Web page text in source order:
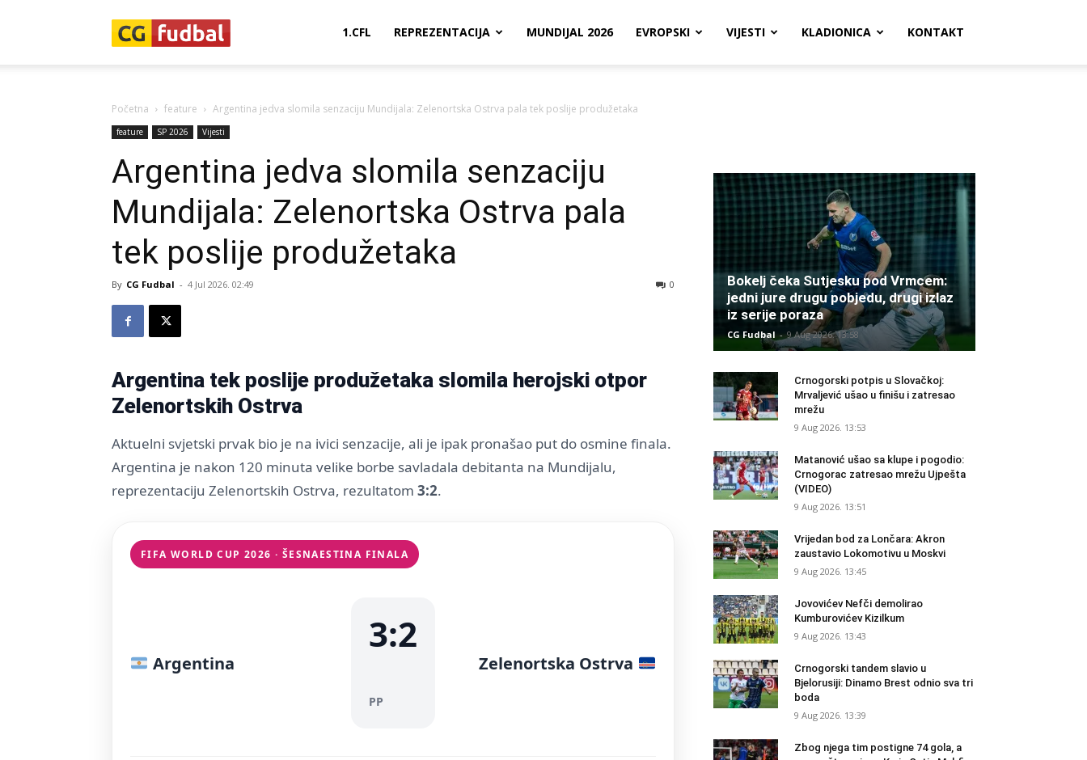
1.CFL REPREZENTACIJA MUNDIJAL 2026 EVROPSKI VIJESTI KLADIONICA KONTAKT
Početna feature Argentina jedva slomila senzaciju Mundijala: Zelenortska Ostrva pala tek poslije produžetaka
feature SP 2026 Vijesti
Argentina jedva slomila senzaciju
Mundijala: Zelenortska Ostrva pala
tek poslije produžetaka
By CG Fudbal - 4 Jul 2026. 02:49 0
Argentina tek poslije produžetaka slomila herojski otpor
Zelenortskih Ostrva
Aktuelni svjetski prvak bio je na ivici senzacije, ali je ipak pronašao put do osmine finala.
Argentina je nakon 120 minuta velike borbe savladala debitanta na Mundijalu,
reprezentaciju Zelenortskih Ostrva, rezultatom 3:2.
FIFA WORLD CUP 2026 · ŠESNAESTINA FINALA
Argentina
3:2
PP
Zelenortska Ostrva
Bokelj čeka Sutjesku pod Vrmcem:
jedni jure drugu pobjedu, drugi izlaz
iz serije poraza
CG Fudbal - 9 Aug 2026. 13:58
Crnogorski potpis u Slovačkoj:
Mrvaljević ušao u finišu i zatresao
mrežu
9 Aug 2026. 13:53
Matanović ušao sa klupe i pogodio:
Crnogorac zatresao mrežu Ujpešta
(VIDEO)
9 Aug 2026. 13:51
Vrijedan bod za Lončara: Akron
zaustavio Lokomotivu u Moskvi
9 Aug 2026. 13:45
Jovovićev Nefči demolirao
Kumburovićev Kizilkum
9 Aug 2026. 13:43
Crnogorski tandem slavio u
Bjelorusiji: Dinamo Brest odnio sva tri
boda
9 Aug 2026. 13:39
Zbog njega tim postigne 74 gola, a